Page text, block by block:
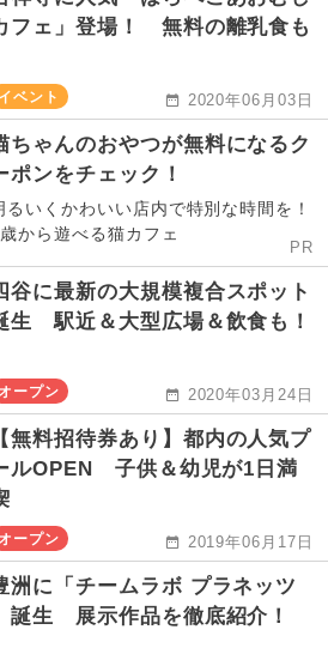
フェ」登場！ 無料の離乳食も
イベント 2020年06月03日
ちゃんのおやつが無料になるク
ポンをチェック！
るいくかわいい店内で特別な時間を！
から遊べる猫カフェ
PR
谷に最新の大規模複合スポット
生 駅近＆大型広場＆飲食も！
オープン 2020年03月24日
【無料招待券あり】都内の人気プ
ルOPEN 子供＆幼児が1日満
オープン 2019年06月17日
洲に「チームラボ プラネッツ
誕生 展示作品を徹底紹介！